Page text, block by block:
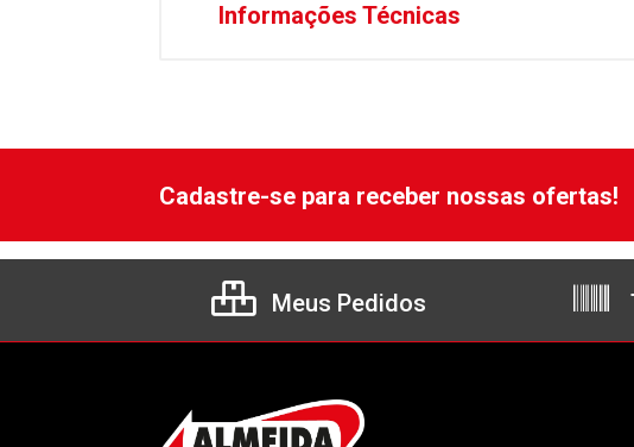
Informações Técnicas
Cadastre-se para receber nossas ofertas!
Meus Pedidos